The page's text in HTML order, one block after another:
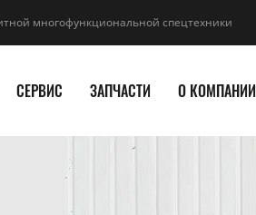
многофункциональной спецтехники
СЕРВИС ЗАПЧАСТИ О КОМПАНИИ